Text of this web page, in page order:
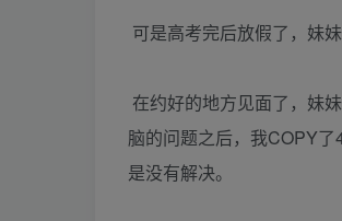
可是高考完后放假了，妹
在约好的地方见面了，妹
脑的问题之后，我COPY
是没有解决。